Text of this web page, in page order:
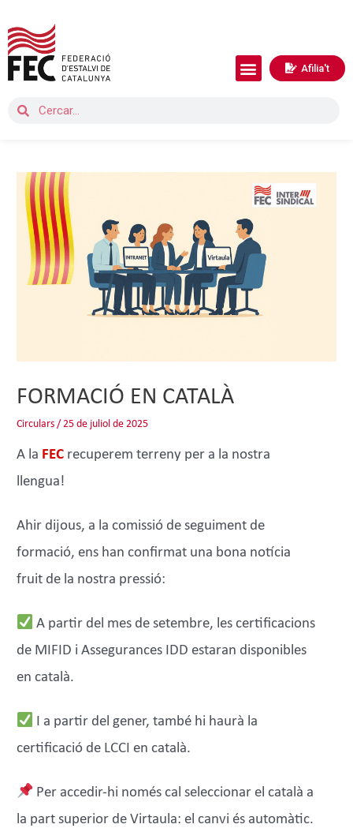
Afilia't
FORMACIÓ EN CATALÀ
Circulars /25 de juliol de 2025
A la FEC recuperem terreny per a la nostra
llengua!
Ahir dijous, a la comissió de seguiment de
formació, ens han confirmat una bona notícia
fruit de la nostra pressió:
A partir del mes de setembre, les certificacions
de MIFID i Assegurances IDD estaran disponibles
en català.
I a partir del gener, també hi haurà la
certificació de LCCI en català.
Per accedir-hi només cal seleccionar el català a
la part superior de Virtaula: el canvi és automàtic.